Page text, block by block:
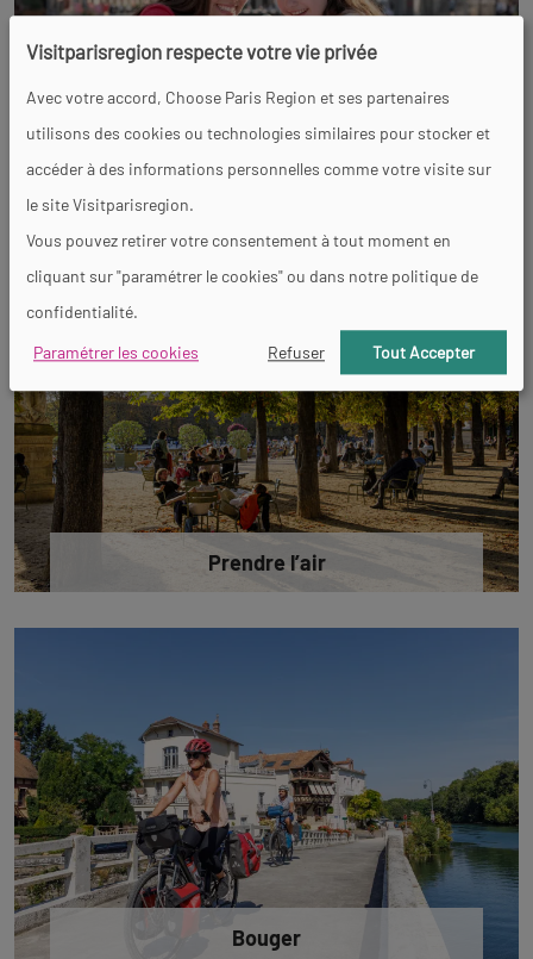
Se laisser porter
Prendre l’air
Bouger
Visitparisregion respecte votre vie privée
Avec votre accord, Choose Paris Region et ses partenaires
utilisons des cookies ou technologies similaires pour stocker et
accéder à des informations personnelles comme votre visite sur
le site Visitparisregion.
Vous pouvez retirer votre consentement à tout moment en
cliquant sur "paramétrer le cookies" ou dans notre politique de
confidentialité.
Paramétrer les cookies
Refuser Tout Accepter